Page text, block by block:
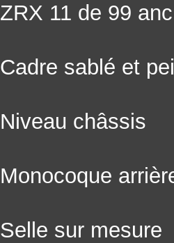
ZRX 11 de 99
Cadre sablé et
Niveau châssis
Monocoque
Selle sur mesure